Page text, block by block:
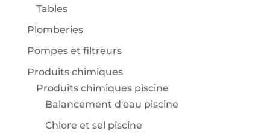
Tables
Plomberies
Pompes et filtreurs
Produits chimiques
Produits chimiques piscine
Balancement d'eau piscine
Chlore et sel piscine